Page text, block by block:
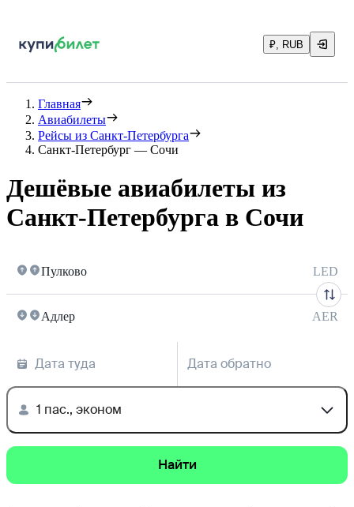
₽, RUB
Главная
Авиабилеты
Рейсы из Санкт-Петербурга
Санкт-Петербург — Сочи
Дешёвые авиабилеты из
Санкт-Петербурга в Сочи
Пулково LED
Адлер AER
Дата туда Дата обратно
1 пас., эконом
Найти